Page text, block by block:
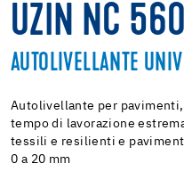
UZIN NC 560
AUTOLIVELLANTE
Autolivellante per
tempo di lavorazione
tessili e resilienti e
0 a 20 mm